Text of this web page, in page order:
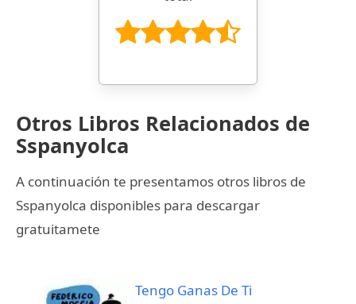
Otros Libros Relacionados de
Sspanyolca
A continuación te presentamos otros libros de
Sspanyolca disponibles para descargar
gratuitamete
Tengo Ganas De Ti